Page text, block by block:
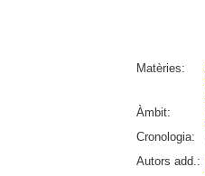
Matèries:
Àmbit:
Cronologia:
Autors add.: